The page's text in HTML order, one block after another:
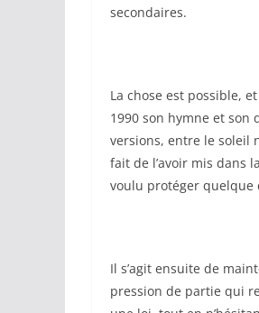
secondaires.
La chose est possible,
1990 son hymne et son
versions, entre le soleil
fait de l’avoir mis dans
voulu protéger quelque
Il s’agit ensuite de
pression de partie qui